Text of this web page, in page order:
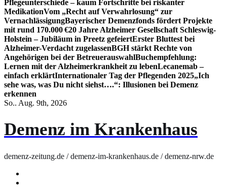
Pflegeunterschiede – kaum Fortschritte bei riskanter
MedikationVom „Recht auf Verwahrlosung“ zur
VernachlässigungBayerischer Demenzfonds fördert Projekte
mit rund 170.000 €20 Jahre Alzheimer Gesellschaft Schleswig-
Holstein – Jubiläum in Preetz gefeiertErster Bluttest bei
Alzheimer-Verdacht zugelassenBGH stärkt Rechte von
Angehörigen bei der BetreuerauswahlBuchempfehlung:
Lernen mit der Alzheimerkrankheit zu lebenLecanemab –
einfach erklärtInternationaler Tag der Pflegenden 2025„Ich
sehe was, was Du nicht siehst….“: Illusionen bei Demenz
erkennen
So.. Aug. 9th, 2026
Demenz im Krankenhaus
demenz-zeitung.de / demenz-im-krankenhaus.de / demenz-nrw.de